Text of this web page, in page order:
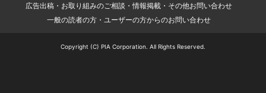
広告出稿・お取り組みのご相談・情報掲載・その他お問い合わせ
一般の読者の方・ユーザーの方からのお問い合わせ
Copyright (C) PIA Corporation. All Rights Reserved.